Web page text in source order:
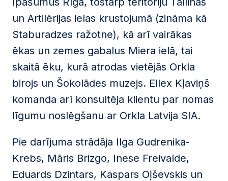
un Artilērijas ielas krustojumā (zināma kā
Staburadzes ražotne), kā arī vairākas
ēkas un zemes gabalus Miera ielā, tai
skaitā ēku, kurā atrodas vietējās Orkla
birojs un Šokolādes muzejs. Ellex Kļaviņš
komanda arī konsultēja klientu par nomas
līgumu noslēgšanu ar Orkla Latvija SIA.
Pie darījuma strādāja Ilga Gudrenika-
Krebs, Māris Brizgo, Inese Freivalde,
Eduards Dzintars, Kaspars Oļševskis un